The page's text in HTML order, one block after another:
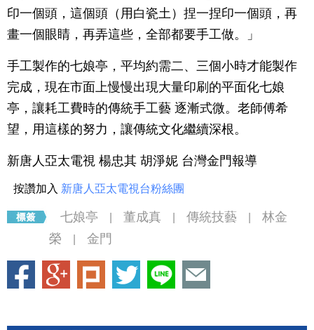
印一個頭，這個頭（用白瓷土）捏一捏印一個頭，再
畫一個眼睛，再弄這些，全部都要手工做。」
手工製作的七娘亭，平均約需二、三個小時才能製作
完成，現在市面上慢慢出現大量印刷的平面化七娘
亭，讓耗工費時的傳統手工藝 逐漸式微。老師傅希
望，用這樣的努力，讓傳統文化繼續深根。
新唐人亞太電視 楊忠其 胡淨妮 台灣金門報導
按讚加入 新唐人亞太電視台粉絲團
七娘亭 董成真 傳統技藝
林金
榮
金門